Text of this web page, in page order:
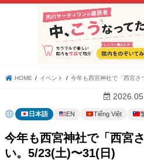
HOME イベント 今年も西宮神社で「西宮さ
日本語 EN Tiếng Việt
今年も西宮神社で「西宮
い。5/23(土)〜31(日)